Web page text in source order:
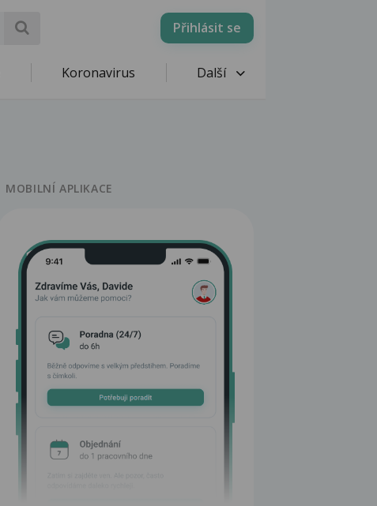
Přihlásit se
Koronavirus Další
MOBILNÍ APLIKACE